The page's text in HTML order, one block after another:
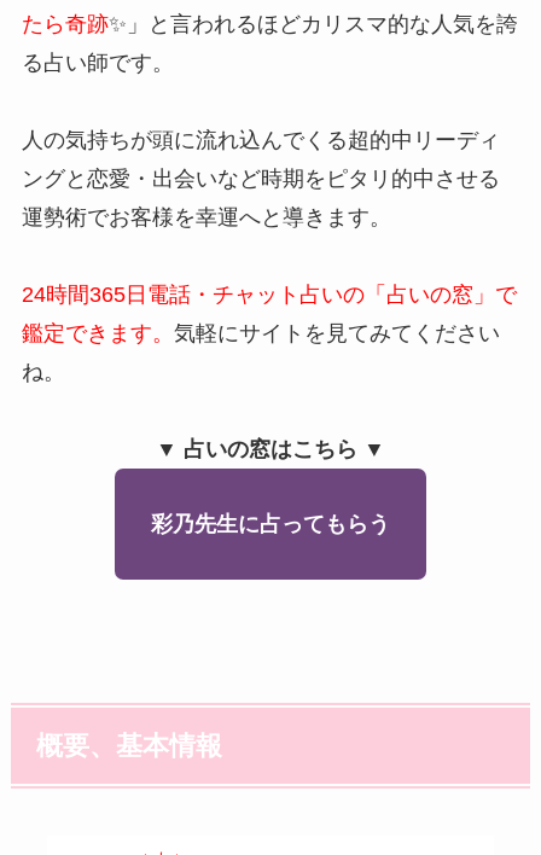
たら奇跡✨」と言われるほどカリスマ的な人気を誇
る占い師です。
人の気持ちが頭に流れ込んでくる超的中リーディ
ングと恋愛・出会いなど時期をピタリ的中させる
運勢術でお客様を幸運へと導きます。
24時間365日電話・チャット占いの「占いの窓」で
鑑定できます。 気軽にサイトを見てみてください
ね。
▼ 占いの窓はこちら ▼
彩乃先生に占ってもらう
概要、基本情報